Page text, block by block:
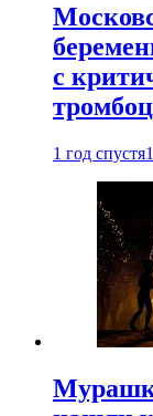
с
1 год спустя